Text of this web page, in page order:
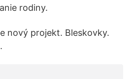
rodiny.
nový projekt. Bleskovky.